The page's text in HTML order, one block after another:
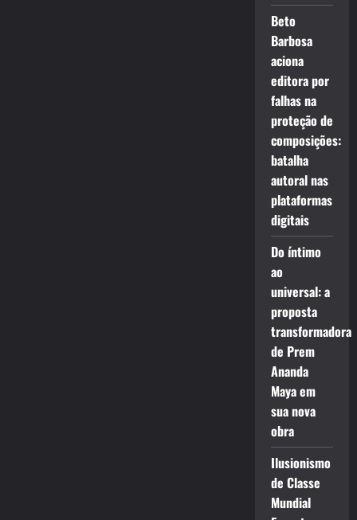
Beto
Barbosa
aciona
editora por
falhas na
proteção de
composições:
batalha
autoral nas
plataformas
digitais
Do íntimo
ao
universal: a
proposta
transformadora
de Prem
Ananda
Maya em
sua nova
obra
Ilusionismo
de Classe
Mundial